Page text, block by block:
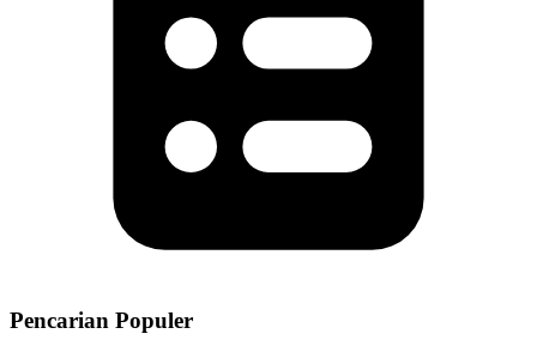
Pencarian Populer